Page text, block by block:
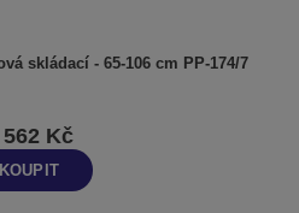
skládací - 65-106 cm PP-174/7
Kč
KOUPIT